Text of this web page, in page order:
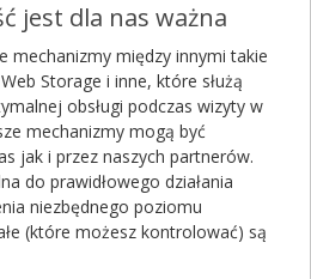
Drukuj/Zapisz
jest dla nas ważna
mechanizmy między innymi takie
Storage i inne, które służą
obsługi podczas wizyty w
mechanizmy mogą być
jak i przez naszych partnerów.
do prawidłowego działania
niezbędnego poziomu
(które możesz kontrolować) są